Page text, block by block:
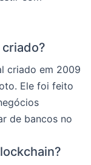
criado em 2009
Ele foi feito
de bancos no